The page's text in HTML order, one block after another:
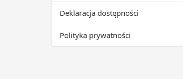
Deklaracja dostępności
Polityka prywatności